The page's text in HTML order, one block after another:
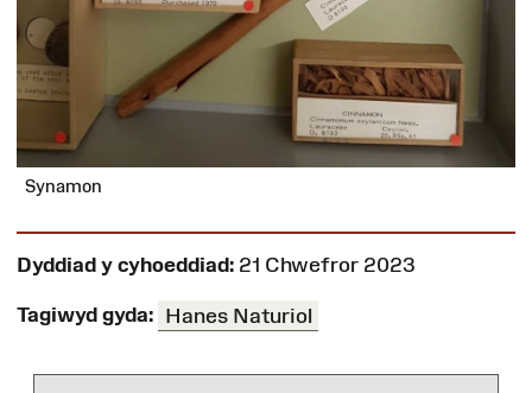
Synamon
Dyddiad y cyhoeddiad: 21 Chwefror 2023
Tagiwyd gyda: Hanes Naturiol